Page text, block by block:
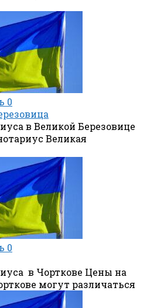
0
в Великой Березовице
Великая
0
в Чорткове Цены на
могут различаться